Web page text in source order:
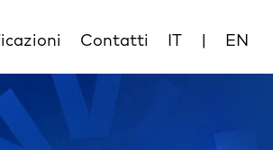
Contatti IT | EN